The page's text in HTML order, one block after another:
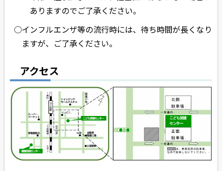
ありますのでご了承ください。
○インフルエンザ等の流行時には、待ち時間が長くなり
ますが、ご了承ください。
アクセス